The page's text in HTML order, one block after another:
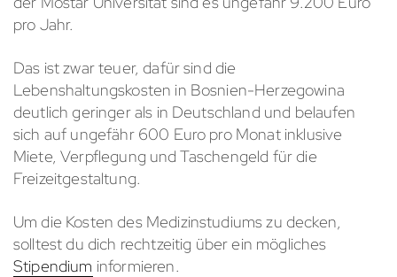
pro Jahr.
Das ist zwar teuer, dafür sind die
Lebenshaltungskosten in Bosnien-Herzegowina
deutlich geringer als in Deutschland und belaufen
sich auf ungefähr 600 Euro pro Monat inklusive
Miete, Verpflegung und Taschengeld für die
Freizeitgestaltung.
Um die Kosten des Medizinstudiums zu decken,
solltest du dich rechtzeitig über ein mögliches
Stipendium informieren.